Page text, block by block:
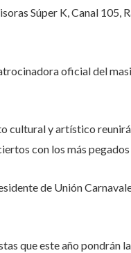
Súper K, Canal 105,
oficial del
y artístico
con los más
de Unión
que este año pondrán